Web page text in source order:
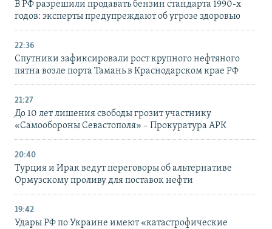
В РФ разрешили продавать бензин стандарта 1990-х
годов: эксперты предупреждают об угрозе здоровью
22:36
Спутники зафиксировали рост крупного нефтяного
пятна возле порта Тамань в Краснодарском крае РФ
21:27
До 10 лет лишения свободы грозит участнику
«Самообороны Севастополя» – Прокуратура АРК
20:40
Турция и Ирак ведут переговоры об альтернативе
Ормузскому проливу для поставок нефти
19:42
Удары РФ по Украине имеют «катастрофические